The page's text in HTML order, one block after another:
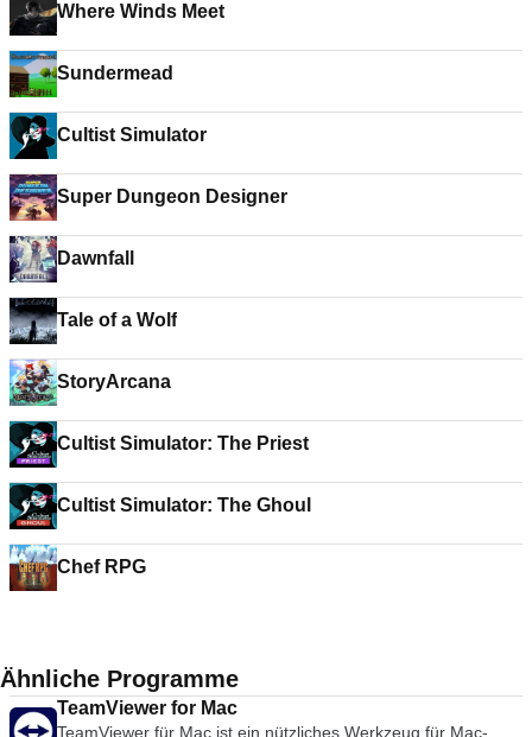
Where Winds Meet
Sundermead
Cultist Simulator
Super Dungeon Designer
Dawnfall
Tale of a Wolf
StoryArcana
Cultist Simulator: The Priest
Cultist Simulator: The Ghoul
Chef RPG
Ähnliche Programme
TeamViewer for Mac
TeamViewer für Mac ist ein nützliches Werkzeug für Mac-